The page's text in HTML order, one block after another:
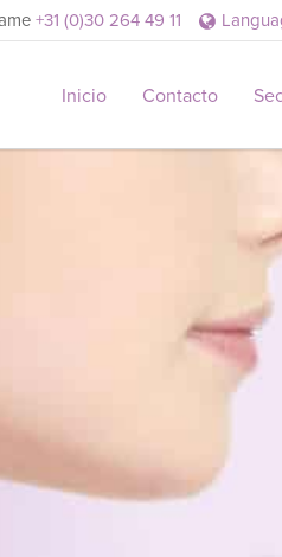
+31 (0)30 264 49 11
Inicio Contacto